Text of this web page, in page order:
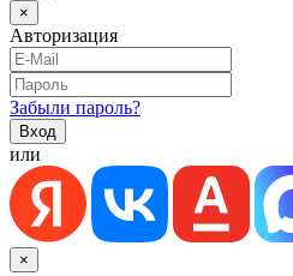
×
Авторизация
Забыли пароль?
или
×